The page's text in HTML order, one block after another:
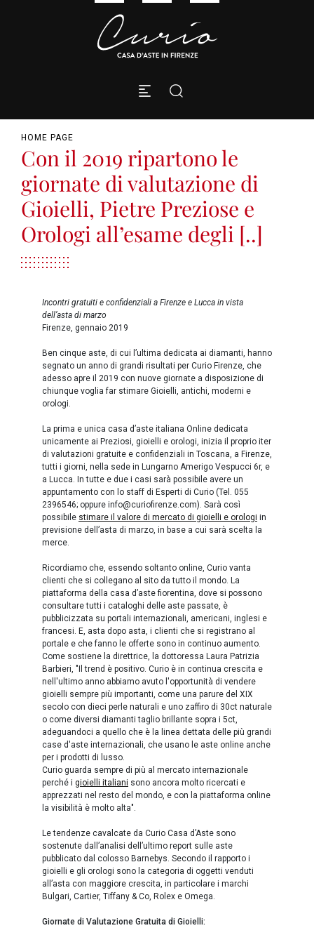
HOME PAGE
Con il 2019 ripartono le
giornate di valutazione di
Gioielli, Pietre Preziose e
Orologi all’esame degli [..]
Incontri gratuiti e confidenziali a Firenze e Lucca in vista
dell’asta di marzo
Firenze, gennaio 2019
Ben cinque aste, di cui l’ultima dedicata ai diamanti, hanno
segnato un anno di grandi risultati per Curio Firenze, che
adesso apre il 2019 con nuove giornate a disposizione di
chiunque voglia far stimare Gioielli, antichi, moderni e
orologi.
La prima e unica casa d’aste italiana Online dedicata
unicamente ai Preziosi, gioielli e orologi, inizia il proprio iter
di valutazioni gratuite e confidenziali in Toscana, a Firenze,
tutti i giorni, nella sede in Lungarno Amerigo Vespucci 6r, e
a Lucca. In tutte e due i casi sarà possibile avere un
appuntamento con lo staff di Esperti di Curio (Tel. 055
2396546; oppure info@curiofirenze.com). Sarà così
possibile stimare il valore di mercato di gioielli e orologi in
previsione dell’asta di marzo, in base a cui sarà scelta la
merce.
Ricordiamo che, essendo soltanto online, Curio vanta
clienti che si collegano al sito da tutto il mondo. La
piattaforma della casa d’aste fiorentina, dove si possono
consultare tutti i cataloghi delle aste passate, è
pubblicizzata su portali internazionali, americani, inglesi e
francesi. E, asta dopo asta, i clienti che si registrano al
portale e che fanno le offerte sono in continuo aumento.
Come sostiene la direttrice, la dottoressa Laura Patrizia
Barbieri, "Il trend è positivo. Curio è in continua crescita e
nell'ultimo anno abbiamo avuto l'opportunità di vendere
gioielli sempre più importanti, come una parure del XIX
secolo con dieci perle naturali e uno zaffiro di 30ct naturale
o come diversi diamanti taglio brillante sopra i 5ct,
adeguandoci a quello che è la linea dettata delle più grandi
case d'aste internazionali, che usano le aste online anche
per i prodotti di lusso.
Curio guarda sempre di più al mercato internazionale
perché i gioielli italiani sono ancora molto ricercati e
apprezzati nel resto del mondo, e con la piattaforma online
la visibilità è molto alta".
Le tendenze cavalcate da Curio Casa d’Aste sono
sostenute dall’analisi dell’ultimo report sulle aste
pubblicato dal colosso Barnebys. Secondo il rapporto i
gioielli e gli orologi sono la categoria di oggetti venduti
all’asta con maggiore crescita, in particolare i marchi
Bulgari, Cartier, Tiffany & Co, Rolex e Omega.
Giornate di Valutazione Gratuita di Gioielli: